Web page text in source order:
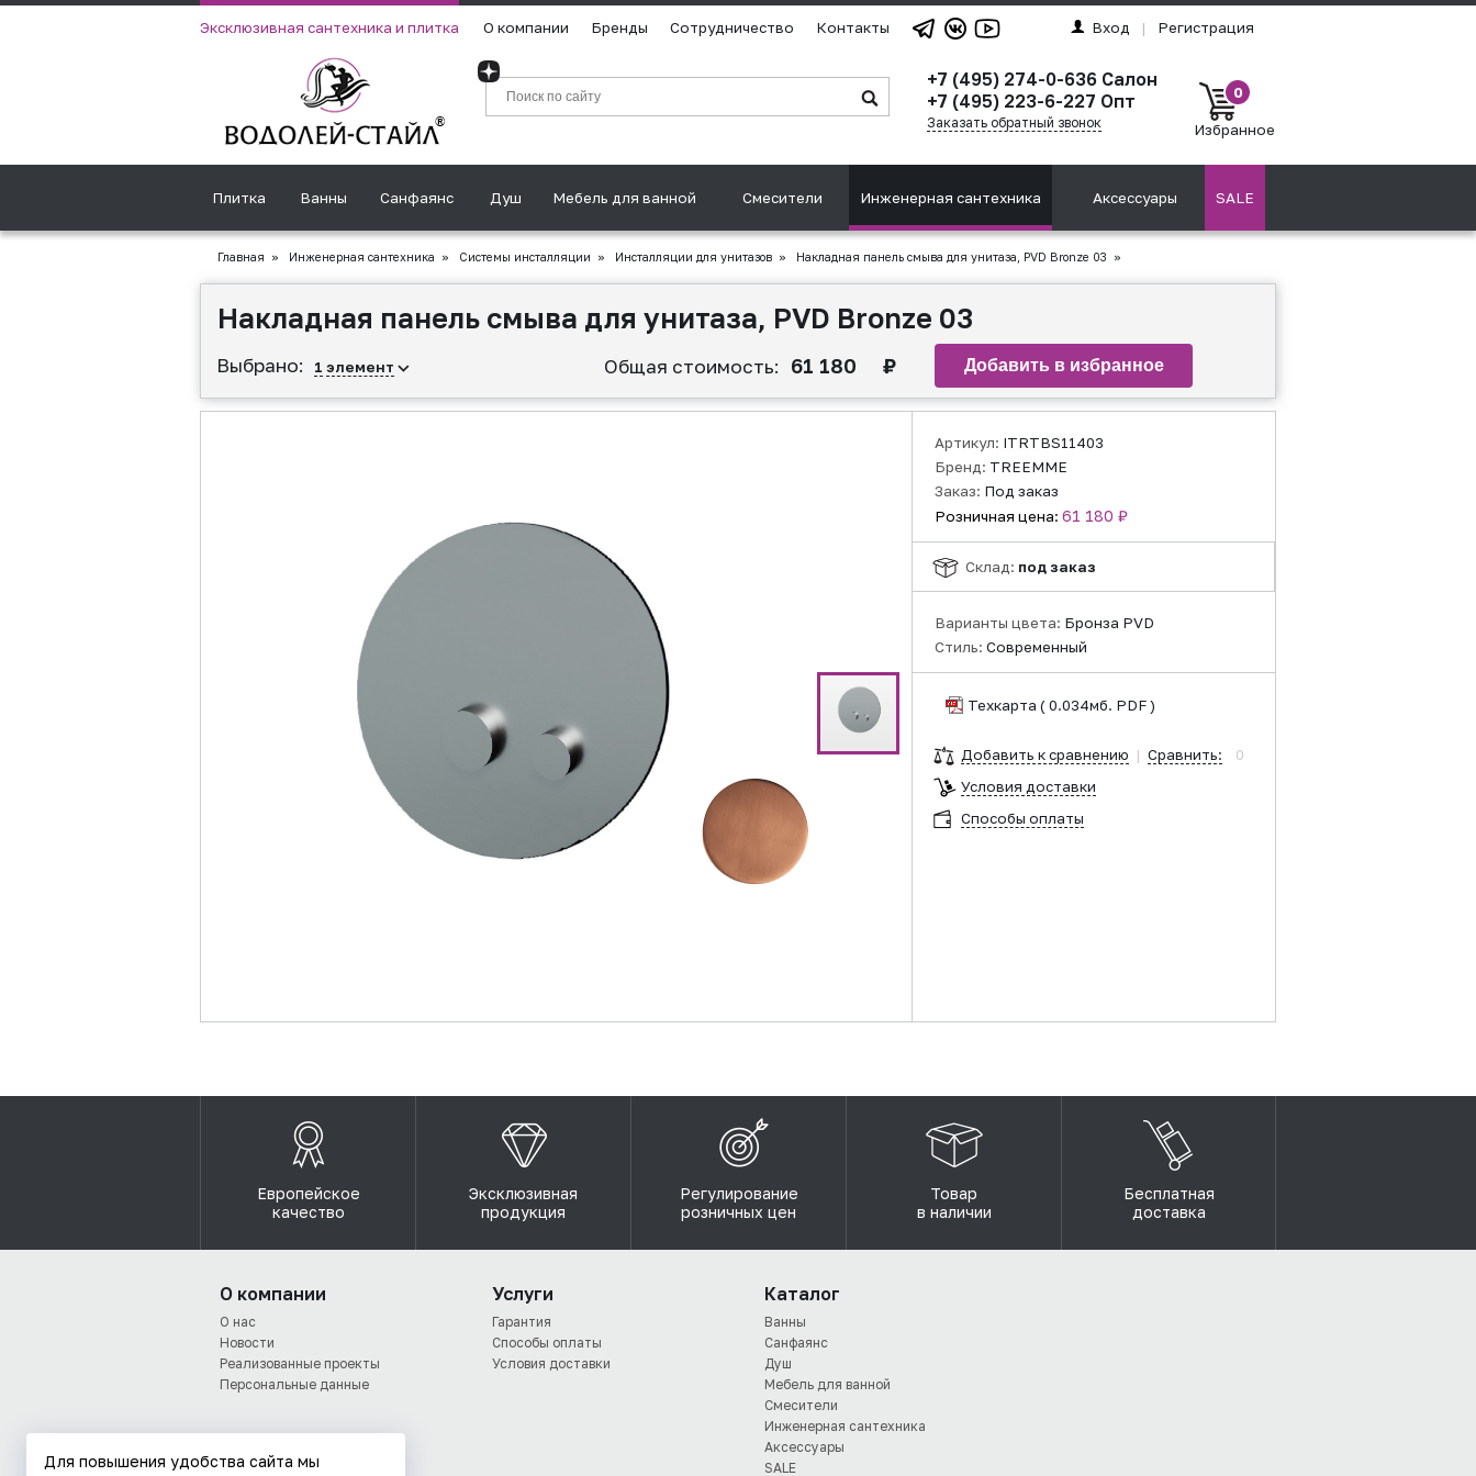
Эксклюзивная сантехника и плитка О компании Бренды Сотрудничество Контакты Вход | Регистрация
+7 (495) 274-0-636 Салон
+7 (495) 223-6-227 Опт
Заказать обратный звонок
0
Избранное
Плитка Ванны Санфаянс Душ Мебель для ванной Смесители Инженерная сантехника Аксессуары SALE
Главная » Инженерная сантехника » Системы инсталляции » Инсталляции для унитазов » Накладная панель смыва для унитаза, PVD Bronze 03 »
Накладная панель смыва для унитаза, PVD Bronze 03
Выбрано: 1 элемент Общая стоимость: 61 180 ₽
Артикул: ITRTBS11403
Бренд: TREEMME
Заказ: Под заказ
Розничная цена: 61 180 ₽
Склад: под заказ
Варианты цвета: Бронза PVD
Стиль: Современный
Техкарта ( 0.034мб. PDF )
Добавить к сравнению | Сравнить:
0
Условия доставки
Способы оплаты
Европейское
качество
Эксклюзивная
продукция
Регулирование
розничных цен
Товар
в наличии
Бесплатная
доставка
О компании
О нас
Новости
Реализованные проекты
Персональные данные
Услуги
Гарантия
Способы оплаты
Условия доставки
Каталог
Ванны
Санфаянс
Душ
Мебель для ванной
Смесители
Инженерная сантехника
Аксессуары
SALE
Для повышения удобства сайта мы